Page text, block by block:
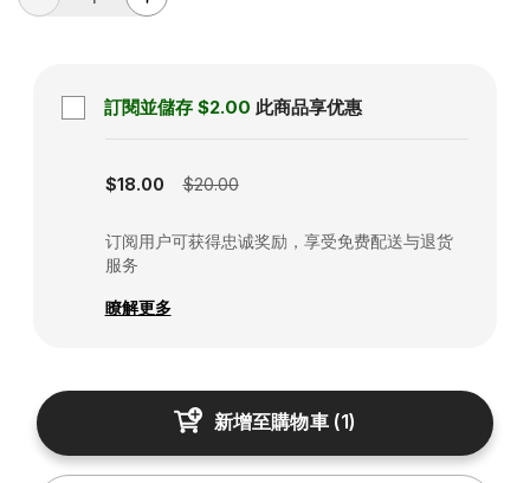
訂閱並儲存 $2.00 此商品享优惠
$18.00 $20.00
订阅用户可获得忠诚奖励，享受免费配送与退货
服务
瞭解更多
新增至購物車(1)